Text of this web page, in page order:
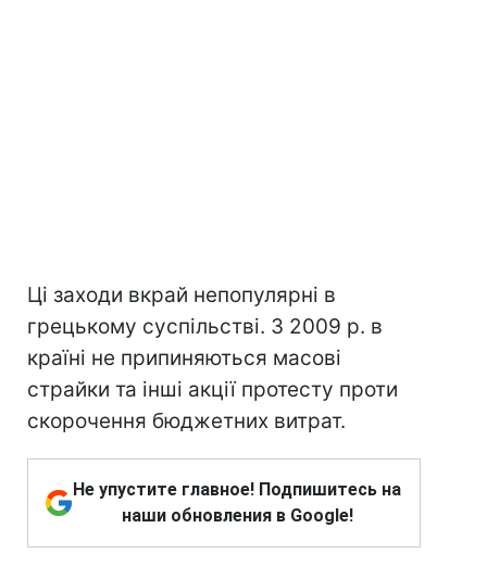
Ці заходи вкрай непопулярні в
грецькому суспільстві. З 2009 р. в
країні не припиняються масові
страйки та інші акції протесту проти
скорочення бюджетних витрат.
Не упустите главное! Подпишитесь на
наши обновления в Google!